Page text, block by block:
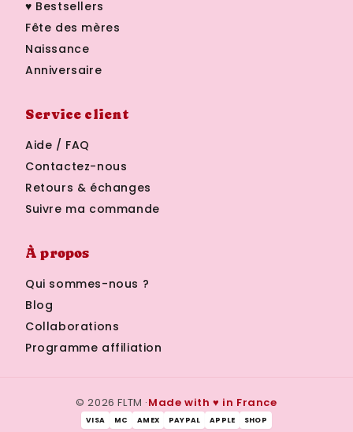
♥ Bestsellers
Fête des mères
Naissance
Anniversaire
Service client
Aide / FAQ
Contactez-nous
Retours & échanges
Suivre ma commande
À propos
Qui sommes-nous ?
Blog
Collaborations
Programme affiliation
© 2026 FLTM ·Made with ♥ in France
VISA MC AMEX PAYPAL APPLE SHOP